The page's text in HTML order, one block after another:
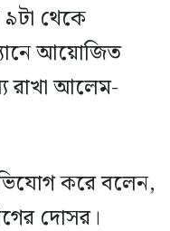
থেকে
আয়োজিত
রাখা আলেম-
করে বলেন,
দোসর।